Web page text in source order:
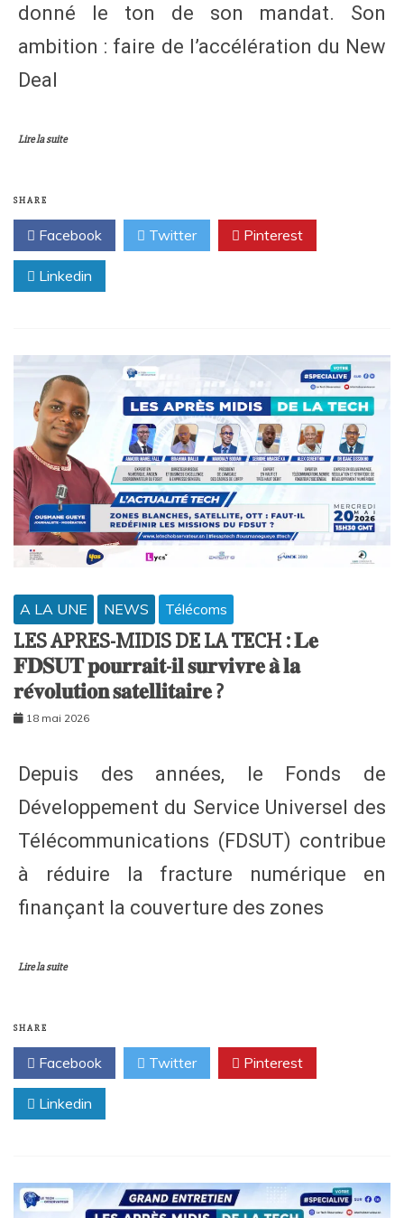
donné le ton de son mandat. Son
ambition : faire de l’accélération du New
Deal
Lire la suite
SHARE
Facebook Twitter Pinterest
Linkedin
A LA UNE NEWS Télécoms
LES APRES-MIDIS DE LA TECH : 𝐋𝐞
𝐅𝐃𝐒𝐔𝐓 𝐩𝐨𝐮𝐫𝐫𝐚𝐢𝐭-𝐢𝐥 𝐬𝐮𝐫𝐯𝐢𝐯𝐫𝐞 𝐚̀ 𝐥𝐚
𝐫𝐞́𝐯𝐨𝐥𝐮𝐭𝐢𝐨𝐧 𝐬𝐚𝐭𝐞𝐥𝐥𝐢𝐭𝐚𝐢𝐫𝐞 ?
18 mai 2026
Depuis des années, le Fonds de
Développement du Service Universel des
Télécommunications (FDSUT) contribue
à réduire la fracture numérique en
finançant la couverture des zones
Lire la suite
SHARE
Facebook Twitter Pinterest
Linkedin